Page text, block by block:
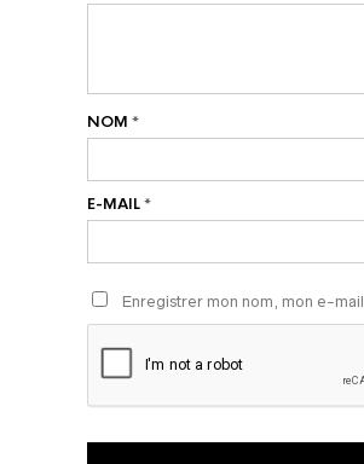
NOM *
E-MAIL*
Enregistrer mon nom, mon e-